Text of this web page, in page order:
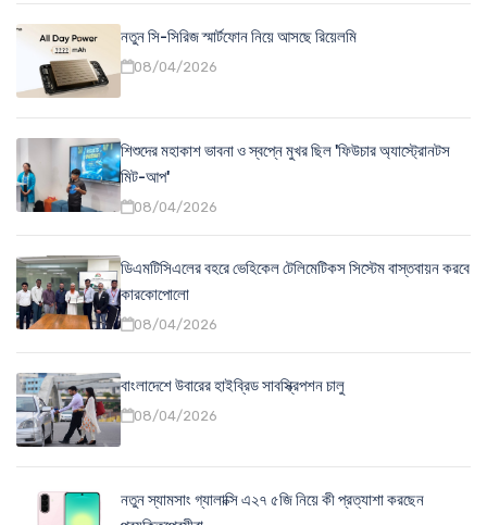
নতুন সি-সিরিজ স্মার্টফোন নিয়ে আসছে রিয়েলমি
08/04/2026
শিশুদের মহাকাশ ভাবনা ও স্বপ্নে মুখর ছিল 'ফিউচার অ্যাস্ট্রোনটস
মিট-আপ'
08/04/2026
ডিএমটিসিএলের বহরে ভেহিকেল টেলিমেটিকস সিস্টেম বাস্তবায়ন করবে
কারকোপোলো
08/04/2026
বাংলাদেশে উবারের হাইব্রিড সাবস্ক্রিপশন চালু
08/04/2026
নতুন স্যামসাং গ্যালাক্সি এ২৭ ৫জি নিয়ে কী প্রত্যাশা করছেন